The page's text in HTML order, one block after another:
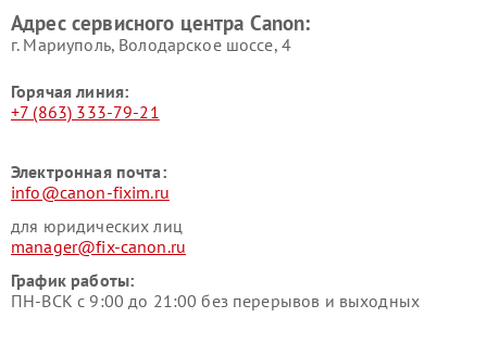
Адрес сервисного центра Canon:
г. Мариуполь, Володарское шоссе, 4
Горячая линия:
+7 (863) 333-79-21
Электронная почта:
info@canon-fixim.ru
для юридических лиц
manager@fix-canon.ru
График работы:
ПН-ВСК с 9:00 до 21:00 без перерывов и выходных